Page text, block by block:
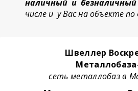
наличный и
числе и у Вас на объекте
Швеллер
сеть металлобаз в